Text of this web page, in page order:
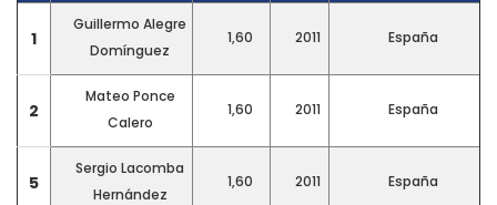
1
Guillermo Alegre
Domínguez
1,60 2011 España
2
Mateo Ponce
Calero
1,60 2011 España
5
Sergio Lacomba
Hernández
1,60 2011 España